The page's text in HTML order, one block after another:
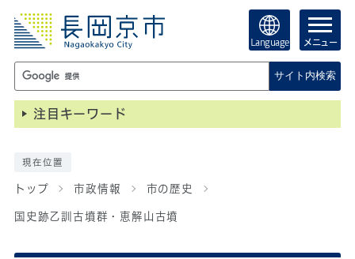
Language メニュー
サイト内検索
注目キーワード
現在位置
トップ 市政情報 市の歴史
国史跡乙訓古墳群・恵解山古墳